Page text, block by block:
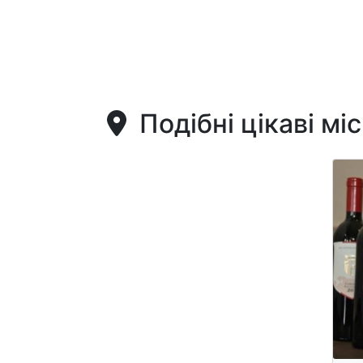
Подібні цікаві